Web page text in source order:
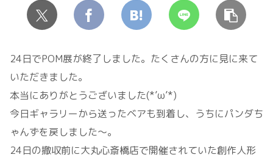
24日でPOM展が終了しました。たくさんの方に見に来て
いただきました。
本当にありがとうございました(*’ω’*)
今日ギャラリーから送ったベアも到着し、うちにパンダち
ゃんずを戻しました～。
24日の撤収前に大丸心斎橋店で開催されていた創作人形